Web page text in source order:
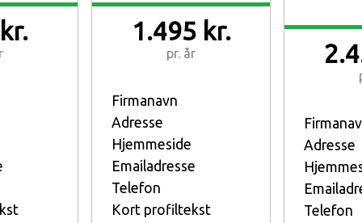
1.495 kr.
pr. år
Firmanavn
Adresse
Hjemmeside
Emailadresse
Telefon
Kort profiltekst
Adresse
Telefon